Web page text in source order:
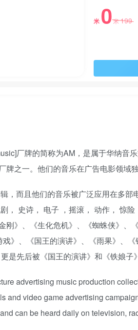
米 0米199
厂牌的简称为AM，是属于华纳音
之一。他们的音乐在广告电影领域独
，而且他们的音乐被广泛应用在多部
， 史诗， 电子 ，摇滚， 动作， 惊险
》、《生化危机》、《蜘蛛侠》、
戏》、《国王的演讲》、《雨果》
是先后被《国王的演讲》和《铁娘子
advertising music production
and video game advertising
can be heard daily on television,